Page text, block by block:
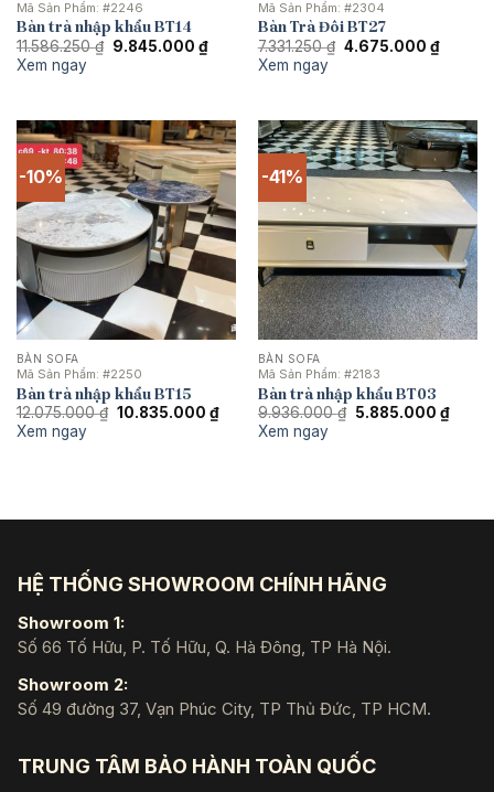
Mã Sản Phẩm: #2246
Bàn trà nhập khẩu BT14
11.586.250₫ Giá
9.845.000 ₫Giá
hiện
Xem ngay
Mã Sản Phẩm: #2304
Bàn Trà Đôi BT27
7.331.250₫ Giá
4.675.000 ₫Giá
hiện
Xem ngay
-10%
BÀN SOFA
Mã Sản Phẩm: #2250
Bàn trà nhập khẩu BT15
12.075.000₫ Giá
10.835.000 ₫Giá
hiện
Xem ngay
-41%
BÀN SOFA
Mã Sản Phẩm: #2183
Bàn trà nhập khẩu BT03
9.936.000₫ Giá
5.885.000 ₫Giá
hiện
Xem ngay
HỆ THỐNG SHOWROOM CHÍNH HÃNG
Showroom 1:
Số 66 Tố Hữu, P. Tố Hữu, Q. Hà Đông, TP Hà Nội.
Showroom 2:
Số 49 đường 37, Vạn Phúc City, TP Thủ Đức, TP HCM.
TRUNG TÂM BẢO HÀNH TOÀN QUỐC